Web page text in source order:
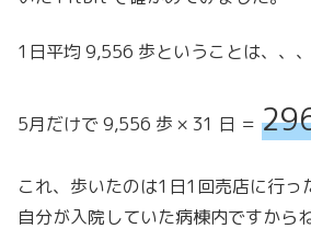
1日平均 9,556 歩ということは、、、
5月だけで 9,556 歩 × 31 日 ＝
これ、歩いたのは1日1回売店に行っ
自分が入院していた病棟内ですからね